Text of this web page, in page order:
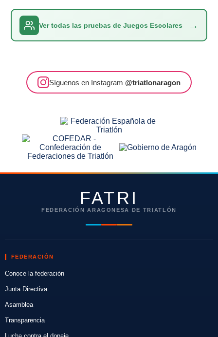
Ver todas las pruebas de Juegos Escolares →
Síguenos en Instagram @triatlonaragon
FATRI
FEDERACIÓN ARAGONESA DE TRIATLÓN
FEDERACIÓN
Conoce la federación
Junta Directiva
Asamblea
Transparencia